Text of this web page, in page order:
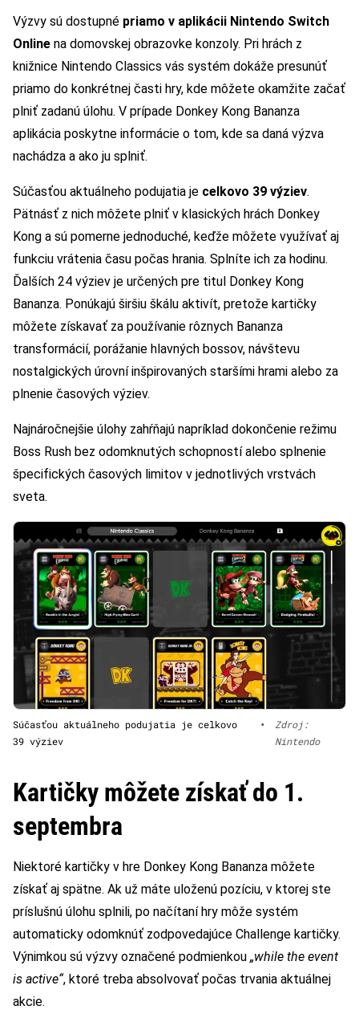
Výzvy sú dostupné priamo v aplikácii Nintendo Switch
Online na domovskej obrazovke konzoly. Pri hrách z
knižnice Nintendo Classics vás systém dokáže presunúť
priamo do konkrétnej časti hry, kde môžete okamžite začať
plniť zadanú úlohu. V prípade Donkey Kong Bananza
aplikácia poskytne informácie o tom, kde sa daná výzva
nachádza a ako ju splniť.
Súčasťou aktuálneho podujatia je celkovo 39 výziev.
Pätnásť z nich môžete plniť v klasických hrách Donkey
Kong a sú pomerne jednoduché, keďže môžete využívať aj
funkciu vrátenia času počas hrania. Splníte ich za hodinu.
Ďalších 24 výziev je určených pre titul Donkey Kong
Bananza. Ponúkajú širšiu škálu aktivít, pretože kartičky
môžete získavať za používanie rôznych Bananza
transformácií, porážanie hlavných bossov, návštevu
nostalgických úrovní inšpirovaných staršími hrami alebo za
plnenie časových výziev.
Najnáročnejšie úlohy zahŕňajú napríklad dokončenie režimu
Boss Rush bez odomknutých schopností alebo splnenie
špecifických časových limitov v jednotlivých vrstvách
sveta.
Súčasťou aktuálneho podujatia je celkovo
39 výziev
•
Zdroj:
Nintendo
Kartičky môžete získať do 1.
septembra
Niektoré kartičky v hre Donkey Kong Bananza môžete
získať aj spätne. Ak už máte uloženú pozíciu, v ktorej ste
príslušnú úlohu splnili, po načítaní hry môže systém
automaticky odomknúť zodpovedajúce Challenge kartičky.
Výnimkou sú výzvy označené podmienkou „while the event
is active“, ktoré treba absolvovať počas trvania aktuálnej
akcie.